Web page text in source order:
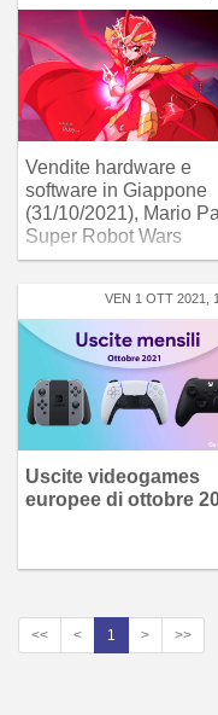
Vendite hardware e
software in Giappone
(31/10/2021), Mario
Super Robot Wars
VEN 1 OTT 2021,
Uscite videogames
europee di ottobre
<< < 1 > >>